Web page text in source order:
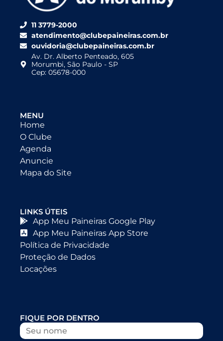
11 3779-2000
atendimento@clubepaineiras.com.br
ouvidoria@clubepaineiras.com.br
Av. Dr. Alberto Penteado, 605
Morumbi, São Paulo - SP
Cep: 05678-000
MENU
Home
O Clube
Agenda
Anuncie
Mapa do Site
LINKS ÚTEIS
App Meu Paineiras Google Play
App Meu Paineiras App Store
Política de Privacidade
Proteção de Dados
Locações
FIQUE POR DENTRO